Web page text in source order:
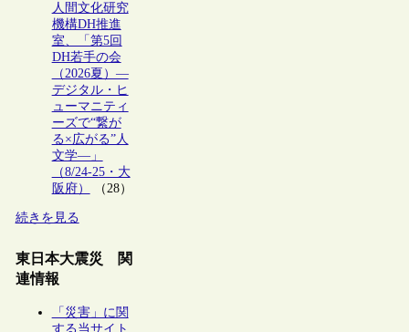
人間文化研究
機構DH推進
室、「第5回
DH若手の会
（2026夏）―
デジタル・ヒ
ューマニティ
ーズで“繋が
る×広がる”人
文学―」
（8/24-25・大
阪府）
（28）
続きを見る
東日本大震災 関
連情報
「災害」に関
する当サイト